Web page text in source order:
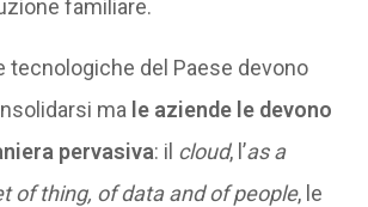
familiare.
tecnologiche del Paese devono
ma le aziende le devono
pervasiva: il cloud, l’as a
of thing, of data and of people, le